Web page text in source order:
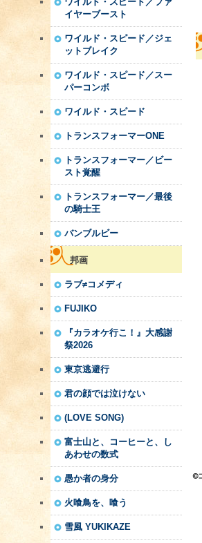
イヤーブースト
ワイルド・スピード／ジェ
ットブレイク
ワイルド・スピード／スー
パーコンボ
ワイルド・スピード
トランスフォーマーONE
トランスフォーマー／ビー
スト覚醒
トランスフォーマー／最後
の騎士王
バンブルビー
邦画
ラブ≠コメディ
FUJIKO
『カラオケ行こ！』大感謝
祭2026
東京逃避行
君の顔では泣けない
(LOVE SONG)
富士山と、コーヒーと、し
あわせの数式
愚か者の身分
火喰鳥を、喰う
雪風 YUKIKAZE